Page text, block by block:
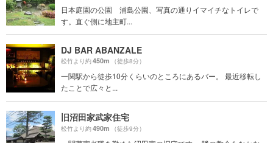
日本庭園の公園 浦島公園、写真の通りイマイチなトイレで
す。直ぐ側に地主町...
DJ BAR ABANZALE
松竹より約450m （徒歩8分）
一関駅から徒歩10分くらいのところにあるバー。 最近移転し
たことで広々と...
旧沼田家武家住宅
松竹より約490m （徒歩9分）